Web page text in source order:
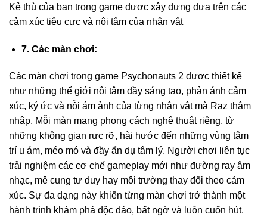
Kẻ thù của bạn trong game được xây dựng dựa trên các
cảm xúc tiêu cực và nội tâm của nhân vật
7. Các màn chơi:
Các màn chơi trong game Psychonauts 2 được thiết kế
như những thế giới nội tâm đầy sáng tạo, phản ánh cảm
xúc, ký ức và nỗi ám ảnh của từng nhân vật mà Raz thâm
nhập. Mỗi màn mang phong cách nghệ thuật riêng, từ
những không gian rực rỡ, hài hước đến những vùng tâm
trí u ám, méo mó và đầy ẩn dụ tâm lý. Người chơi liên tục
trải nghiệm các cơ chế gameplay mới như đường ray âm
nhạc, mê cung tư duy hay môi trường thay đổi theo cảm
xúc. Sự đa dạng này khiến từng màn chơi trở thành một
hành trình khám phá độc đáo, bất ngờ và luôn cuốn hút.